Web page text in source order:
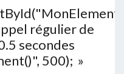
régulier de
secondes
500); »